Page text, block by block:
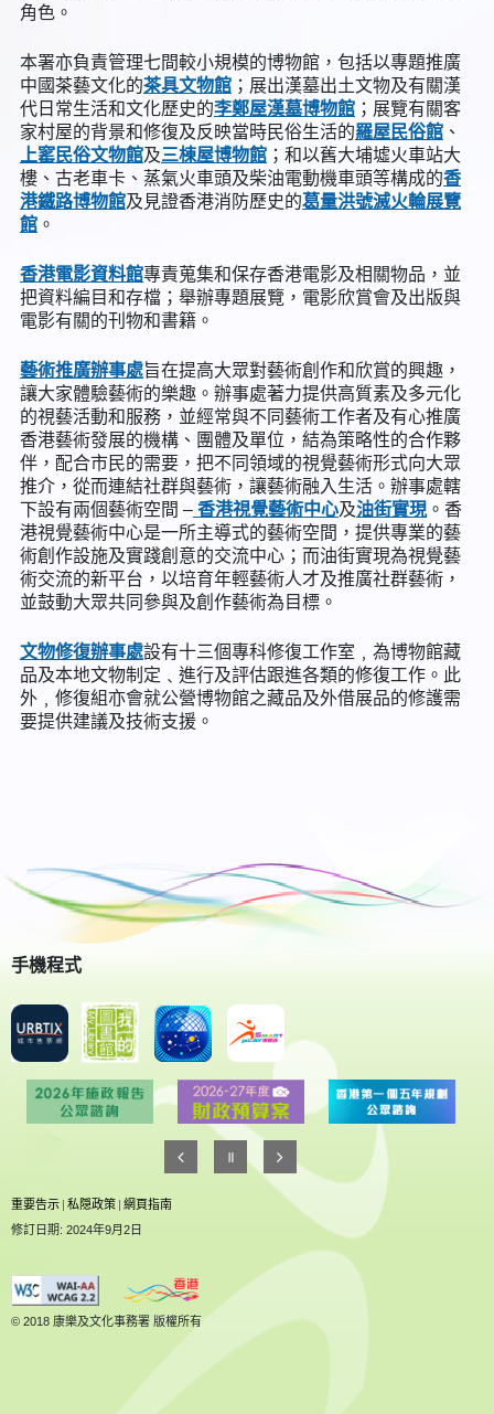
角色。
本署亦負責管理七間較小規模的博物館，包括以專題推廣
中國茶藝文化的茶具文物館 ；展出漢墓出土文物及有關漢
代日常生活和文化歷史的李鄭屋漢墓博物館 ；展覽有關客
家村屋的背景和修復及反映當時民俗生活的羅屋民俗館 、
上窰民俗文物館及三棟屋博物館 ；和以舊大埔墟火車站大
樓、古老車卡、蒸氣火車頭及柴油電動機車頭等構成的香
港鐵路博物館及見證香港消防歷史的葛量洪號滅火輪展覽
館 。
香港電影資料館專責蒐集和保存香港電影及相關物品，並
把資料編目和存檔；舉辦專題展覽，電影欣賞會及出版與
電影有關的刊物和書籍。
藝術推廣辦事處旨在提高大眾對藝術創作和欣賞的興趣，
讓大家體驗藝術的樂趣。辦事處著力提供高質素及多元化
的視藝活動和服務，並經常與不同藝術工作者及有心推廣
香港藝術發展的機構、團體及單位，結為策略性的合作夥
伴，配合市民的需要，把不同領域的視覺藝術形式向大眾
推介，從而連結社群與藝術，讓藝術融入生活。辦事處轄
下設有兩個藝術空間 – 香港視覺藝術中心及油街實現。香
港視覺藝術中心是一所主導式的藝術空間，提供專業的藝
術創作設施及實踐創意的交流中心；而油街實現為視覺藝
術交流的新平台，以培育年輕藝術人才及推廣社群藝術，
並鼓動大眾共同參與及創作藝術為目標。
文物修復辦事處設有十三個專科修復工作室﹐為博物館藏
品及本地文物制定﹑進行及評估跟進各類的修復工作。此
外﹐修復組亦會就公營博物館之藏品及外借展品的修護需
要提供建議及技術支援。
手機程式
重要告示 | 私隠政策 | 網頁指南
修訂日期: 2024年9月2日
© 2018 康樂及文化事務署 版權所有